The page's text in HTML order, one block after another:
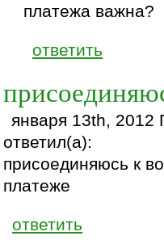
платежа важна?
ответить
января 13th, 2012
ответил(а):
присоединяюсь к
платеже
ответить